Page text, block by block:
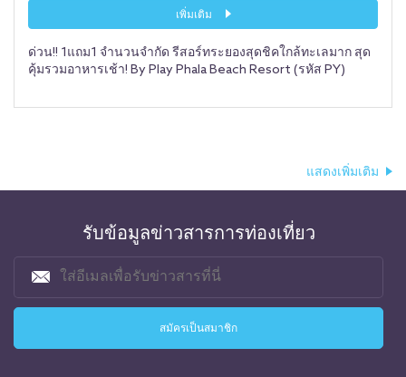
เพิ่มเติม
ด่วน!! 1แถม1 จำนวนจำกัด รีสอร์ทระยองสุดชิคใกล้ทะเลมาก สุด
คุ้มรวมอาหารเช้า! By Play Phala Beach Resort (รหัส PY)
แสดงเพิ่มเติม
รับข้อมูลข่าวสารการท่องเที่ยว